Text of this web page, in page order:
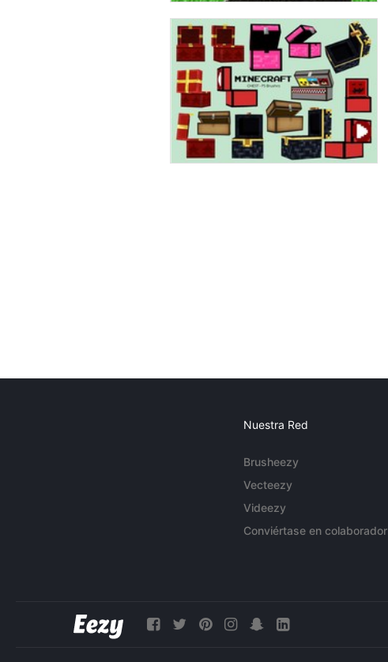
Nuestra Red
Brusheezy
Vecteezy
Videezy
Conviértase en colaborador